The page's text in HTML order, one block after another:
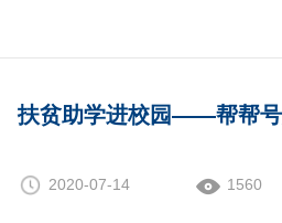
扶贫助学进校园——帮帮号
2020-07-14 1560